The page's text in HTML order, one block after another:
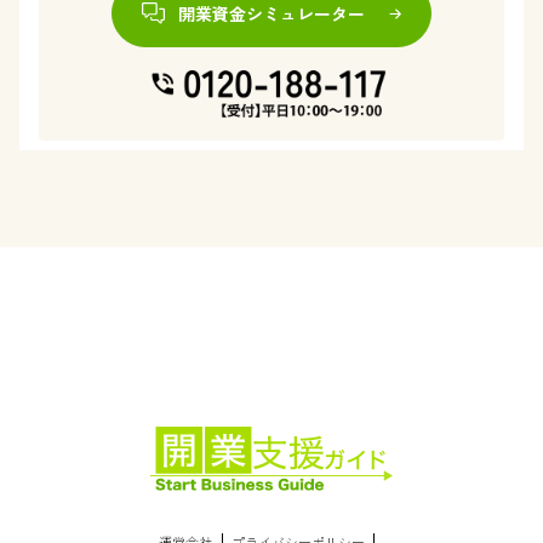
開業資金シミュレーター